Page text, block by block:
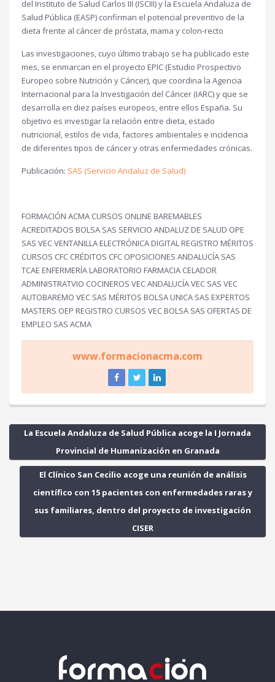
del Instituto de Salud Carlos III (ISCIII) y la Escuela Andaluza de
Salud Pública (EASP) confirman el potencial preventivo de la
dieta frente al cáncer de próstata, mama y colon-recto
Las investigaciones, cuyo último trabajo se ha publicado este
mes, se enmarcan en el proyecto EPIC (Estudio Prospectivo
Europeo sobre Nutrición y Cáncer), que coordina la Agencia
Internacional para la Investigación del Cáncer (IARC) y que se
desarrolla en diez países europeos, entre ellos España. Su
objetivo es investigar la relación entre dieta, estado
nutricional, estilos de vida, factores ambientales e incidencia
de diferentes tipos de cáncer y otras enfermedades crónicas.
Publicación: SAS (Servicio Andaluz de Salud)
FORMACIÓN ACMA CURSOS ONLINE BAREMABLES
ACREDITADOS BOLSA SAS SERVICIO ANDALUZ DE SALUD OPE
SAS VEC VENTANILLA ELECTRÓNICA DIGITAL REGISTRO MÉRITOS
CURSOS CFC CRÉDITOS CFC OPOSICIONES ANDALUCÍA SAS
TCAE ENFERMERÍA LABORATORIO FARMACIA CELADOR
ADMINISTRATVIO COCINEROS VEC ANDALUCÍA VEC SAS VEC
AUTOBAREMO VEC SAS MÉRITOS BOLSA UNICA SAS EXPERTOS
MASTERS OEP REGISTRO CURSOS VEC BOLSA SAS OFERTAS DE
EMPLEO SAS ACMA
www.formacionacma.com
La Escuela Andaluza de Salud Pública acoge la I Jornada
Provincial de Humanización en Granada
El Clínico San Cecilio acoge una reunión de análisis
científico con 15 pacientes con enfermedades raras y
sus familiares, dentro del proyecto de investigación
CISER